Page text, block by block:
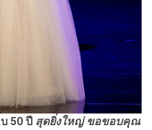
50 ปี สุดยิ่งใหญ่ ขอขอบคุณ